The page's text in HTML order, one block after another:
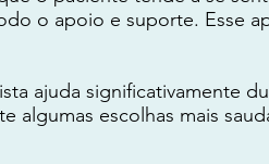
o apoio e suporte. Esse
ajuda significativamente
algumas escolhas mais